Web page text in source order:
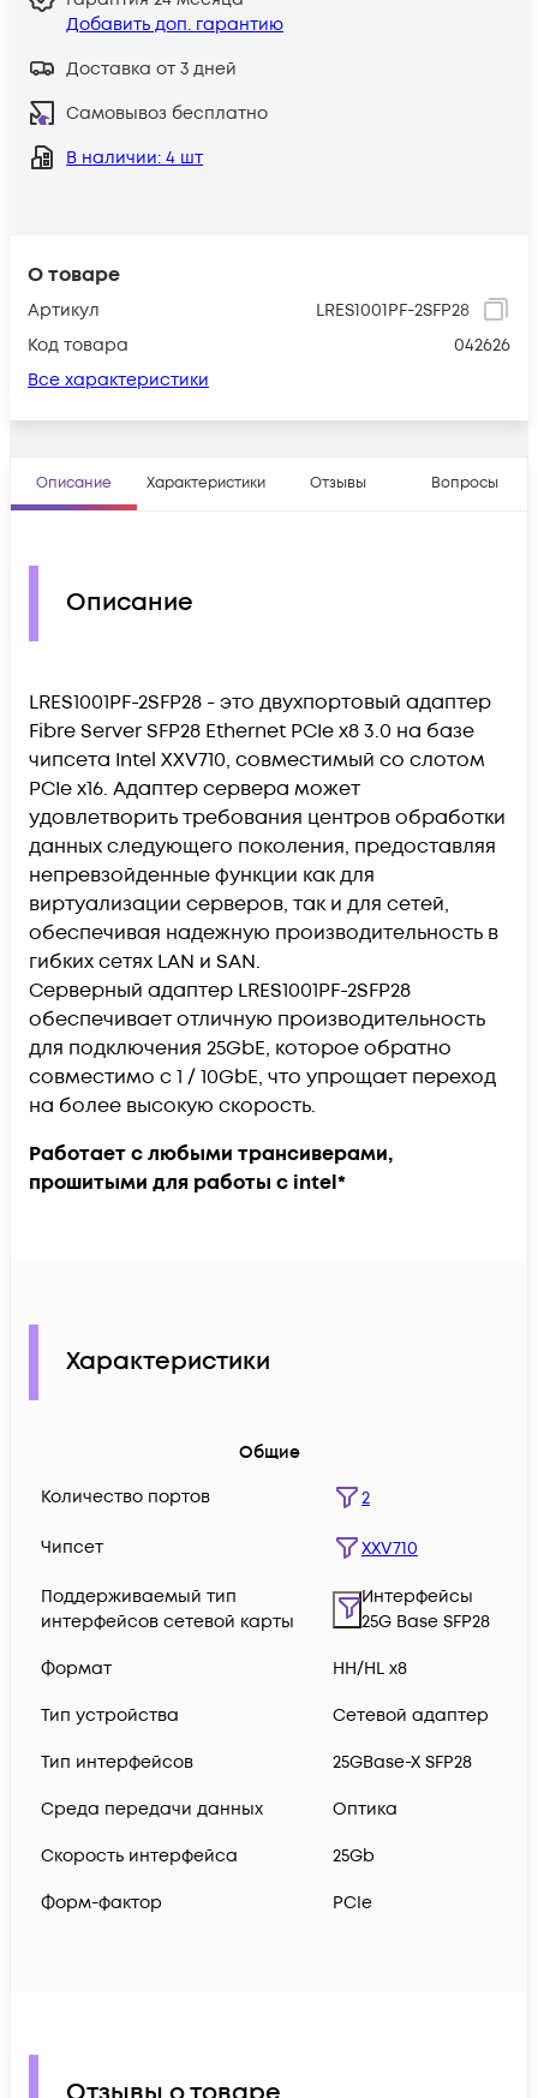
О товаре
Артикул
LRES1001PF-2SFP28
Код товара
042626
Все характеристики
Добавить доп. гарантию
Доставка от 3 дней
Самовывоз бесплатно
В наличии: 4 шт
Описание Характеристики Отзывы Вопросы
Описание
LRES1001PF-2SFP28 - это двухпортовый адаптер
Fibre Server SFP28 Ethernet PCIe x8 3.0 на базе
чипсета Intel XXV710, совместимый со слотом
PCIe x16. Адаптер сервера может
удовлетворить требования центров обработки
данных следующего поколения, предоставляя
непревзойденные функции как для
виртуализации серверов, так и для сетей,
обеспечивая надежную производительность в
гибких сетях LAN и SAN.
Серверный адаптер LRES1001PF-2SFP28
обеспечивает отличную производительность
для подключения 25GbE, которое обратно
совместимо с 1 / 10GbE, что упрощает переход
на более высокую скорость.
Работает с любыми трансиверами,
прошитыми для работы с intel*
Характеристики
Общие
Количество портов
2
Чипсет XXV710
Поддерживаемый тип
интерфейсов сетевой карты
Интерфейсы
25G Base SFP28
Формат HH/HL x8
Тип устройства Сетевой адаптер
Тип интерфейсов 25GBase-X SFP28
Среда передачи данных Оптика
Скорость интерфейса 25Gb
Форм-фактор PCIe